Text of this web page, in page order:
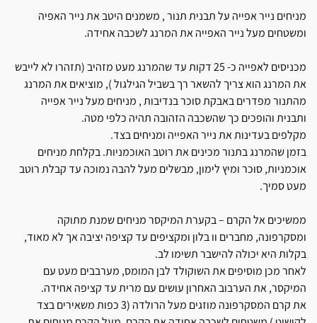
מניחים נייר אפייה על תבנית תנור , משמנים היטב את נייר האפיה
ומשטחים מעל נייר האפייה את המרנג לשכבה אחידה.
מכניסים לאפייה כ- 25 דקות עד שהמרנג מעט מזהיב (תזהרו לא לייבש
את המרנג הוא צריך להשאר רך בשביל הגילגול ), מוציאים את המרנג
מהתנור מפדרים באבקת סוכר בנדיבות , מניחים מעל נייר אפייה
ותבנית והופכים כך שהשכבה הזהובה תהיה כלפי מטה.
מקלפים בעדינות את נייר האפייה ומניחים בצד.
בזמן שהמרנג בתנור מכינים את רוטב האוכמניות. בקלחת מניחים
אוכמניות, סוכר ומיץ לימון, מבשלים מעל להבה נמוכה עד קבלת רוטב
מעט סמיך.
ממשיכים אל הקרם – בקערת המיקסר מניחים שמנת מתוקה
ומסקרפונה, מחברים וו בלון ומקציפים עד קציפה יציבה אך לא מאוד,
בקלות היא יכולה להישבר תשימו לב.
לאחר מכן מוסיפים את השוקולד לבן המומס, מערבבים מעט עם
המיקסר, את הערבוב האחרון עושים עם מרית עד קציפה אחידה.
את קרם המסקרפונה מוזגים מעל הרולדה (3 כפות משאירים בצד